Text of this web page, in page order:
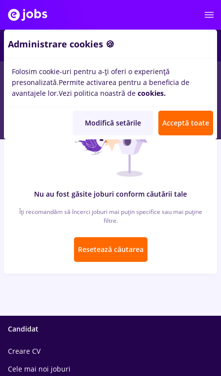
locuri de muncacu salarii brancardier, Part time
Banci, Medicina / Sanatate
Nu au fost găsite joburi conform căutării tale
Îți recomandăm să încerci joburi mai puțin specifice sau mai puține
filtre.
Resetează căutarea
Candidat
Creare CV
Cele mai noi joburi
Administrare cookies 🍪
Folosim cookie-uri pentru a-ți oferi o experiență
presonalizată.Permite activarea pentru a beneficia de
avantajele lor.Vezi politica noastră de cookies.
Modifică setările Acceptă toate